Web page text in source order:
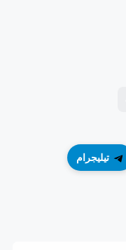
تيليجرام